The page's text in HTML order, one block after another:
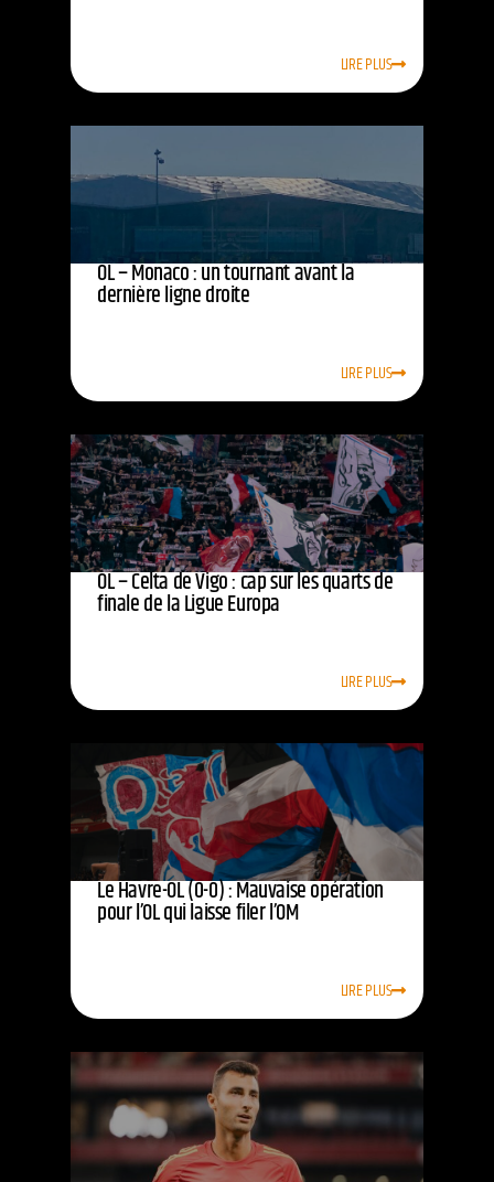
LIRE PLUS
OL – Monaco : un tournant avant la
dernière ligne droite
LIRE PLUS
OL – Celta de Vigo : cap sur les quarts de
finale de la Ligue Europa
LIRE PLUS
Le Havre-OL (0-0) : Mauvaise opération
pour l’OL qui laisse filer l’OM
LIRE PLUS